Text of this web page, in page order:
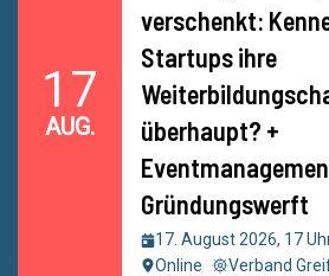
17
AUG.
verschenkt:
Startups ihre
überhaupt? +
Gründungswerft
17. August 2026, 17
Online
Verband